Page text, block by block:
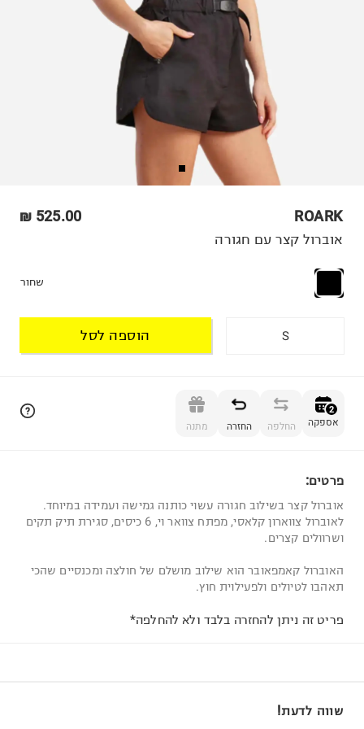
ROARK
525.00 ₪
אוברול קצר עם חגורה
שחור
S הוספה לסל
2
אספקה החלפה החזרה מתנה
פרטים:
אוברול קצר בשילוב חגורה עשוי כותנה גמישה ועמידה במיוחד.
לאוברול צווארון קלאסי, מפתח צוואר וי, 6 כיסים, סגירת תיק תקים
ושרוולים קצרים.
האוברול קאמפאובר הוא שילוב מושלם של חולצה ומכנסיים שהכי
תאהבו לטיולים ולפעילוית חוץ.
פריט זה ניתן להחזרה בלבד ולא להחלפה*
שווה לדעת!